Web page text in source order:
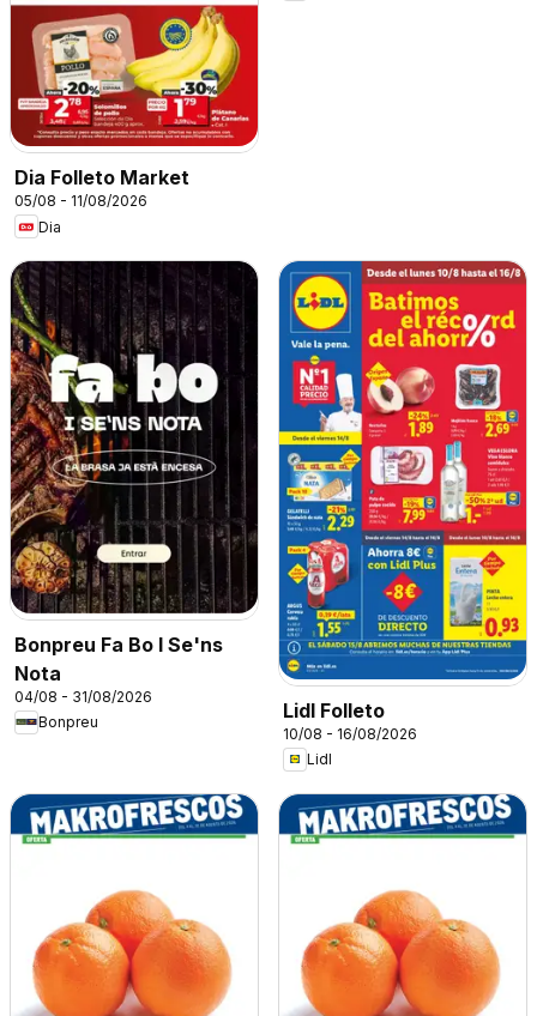
Dia Folleto Market
05/08 - 11/08/2026
Dia
Bonpreu Fa Bo I Se'ns
Nota
04/08 - 31/08/2026
Bonpreu
Lidl Folleto
10/08 - 16/08/2026
Lidl